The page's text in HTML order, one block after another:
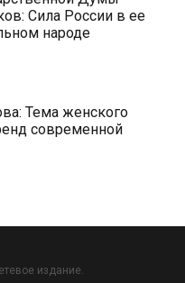
Сила России в ее
народе
Тема женского
современной
издание.